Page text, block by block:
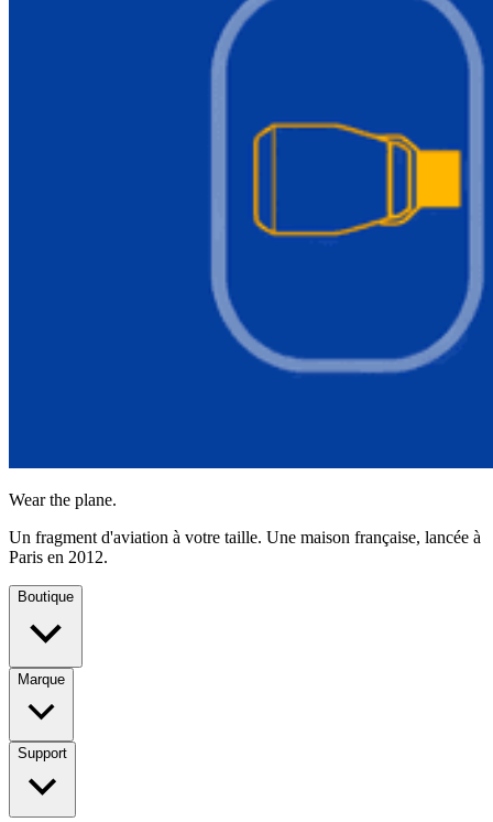
Wear the plane.
Un fragment d'aviation à votre taille. Une maison française, lancée à
Paris en 2012.
Boutique
Marque
Support